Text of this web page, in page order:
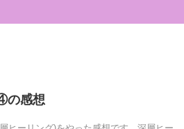
の感想